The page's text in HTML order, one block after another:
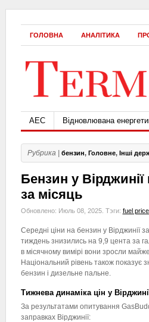
ГОЛОВНА АНАЛІТИКА
АЕС Відновлювана
Рубрика | бензин, Головне, Інші
Бензин у
за місяць
Обновлено: Июль 08, 2025. Тэги: fuel
Середні ціни на бензин у Вірджинії
тиждень знизились на 9,9 цента за
в місячному вимірі вони зросли
Національний рівень також показує
бензин і дизельне пальне.
Тижнева динаміка цін у
За результатами опитування
заправках Вірджинії: